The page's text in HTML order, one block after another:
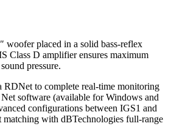
woofer placed in a solid bass-reflex
Class D amplifier ensures maximum
pressure.
RDNet to complete real-time monitoring
software (available for Windows and
configurations between IGS1 and
matching with dBTechnologies full-range